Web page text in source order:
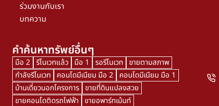
ร่วมงานกับเรา
บทความ
คำค้นหาทรัพย์อื่นๆ
มือ 2 รีโนเวทแล้ว มือ 1 รอรีโนเวท
ขายตามสภาพ
กำลังรีโนเวท
คอนโดมีเนียม มือ 2
คอนโดมีเนียม มือ 1
บ้านเดี่ยวนอกโครงการ ขายที่ดินแปลงสวย
ขายคอนโดติดรถไฟฟ้า
ขายอพาร์ทเม้นท์